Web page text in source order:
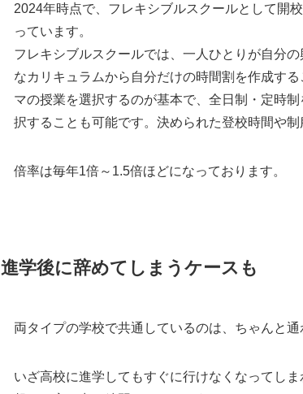
2024年時点で、フレキシブルスクールとして開
っています。
フレキシブルスクールでは、一人ひとりが自分
なカリキュラムから自分だけの時間割を作成す
マの授業を選択するのが基本で、全日制・定時
択することも可能です。決められた登校時間や
倍率は毎年1倍～1.5倍ほどになっております。
進学後に辞めてしまうケースも
両タイプの学校で共通しているのは、ちゃんと
いざ高校に進学してもすぐに行けなくなってし